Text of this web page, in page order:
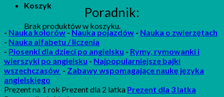
Koszyk
Brak produktów w koszyku.
Poradnik:
- Nauka kolorów-Nauka pojazdów - Nauka o zwierzętach
- Nauka alfabetu / liczenia
- Piosenki dla dzieci po angielsku - Rymy, rymowanki i
wierszyki po angielsku - Najpopularniejsze bajki
wszechczasów - Zabawy wspomagające naukę języka
angielskiego
Prezent na 1 rok Prezent dla 2 latka Prezent dla 3 latka